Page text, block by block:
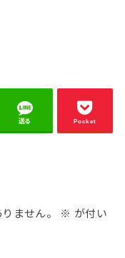
送る Pocket
ません。 ※ が付い